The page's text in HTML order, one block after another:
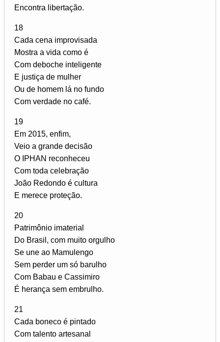
Encontra libertação.
18
Cada cena improvisada
Mostra a vida como é
Com deboche inteligente
E justiça de mulher
Ou de homem lá no fundo
Com verdade no café.
19
Em 2015, enfim,
Veio a grande decisão
O IPHAN reconheceu
Com toda celebração
João Redondo é cultura
E merece proteção.
20
Patrimônio imaterial
Do Brasil, com muito orgulho
Se une ao Mamulengo
Sem perder um só barulho
Com Babau e Cassimiro
É herança sem embrulho.
21
Cada boneco é pintado
Com talento artesanal